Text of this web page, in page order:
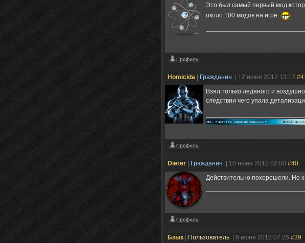
Это был самый первый мод
около 100 модов на игре.
Homicida Гражданин | 12 июня 2012 13:17
Взял только ледяного и
следствии чего упала
Dierer Гражданин | 10 июня 2012 02:00 #40
Действительно похорешели. Но
Бзык Пользователь | 8 июня 2012 07:25 #39